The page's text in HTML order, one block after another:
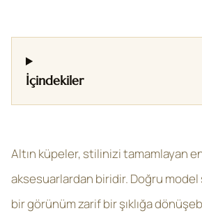
İçindekiler
Altın küpeler, stilinizi tamamlayan
aksesuarlardan biridir. Doğru
bir görünüm zarif bir şıklığa